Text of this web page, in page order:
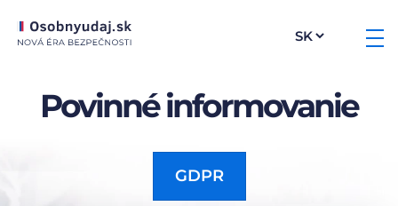
Povinné informovanie
GDPR